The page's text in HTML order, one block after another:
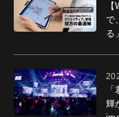
で
る
輝